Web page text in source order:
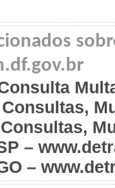
–
–